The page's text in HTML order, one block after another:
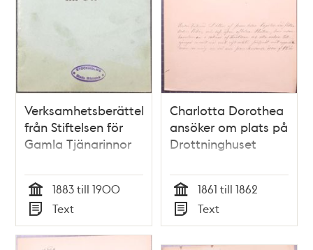
Verksamhetsberättelse
från Stiftelsen för
Gamla Tjänarinnor
Tid
1883 till 1900
Typ
Text
Charlotta Dorothea
ansöker om plats på
Drottninghuset
Tid
1861 till 1862
Typ
Text